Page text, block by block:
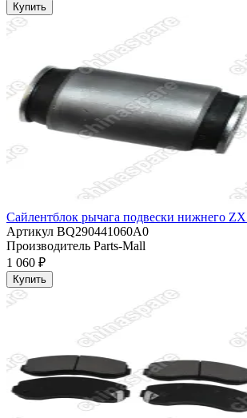
Купить
Сайлентблок рычага подвески нижнего
Артикул BQ290441060A0
Производитель Parts-Mall
1 060 ₽
Купить